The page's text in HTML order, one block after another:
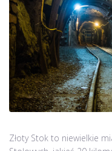
Złoty Stok to niewielkie